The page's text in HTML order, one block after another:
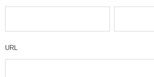
URL